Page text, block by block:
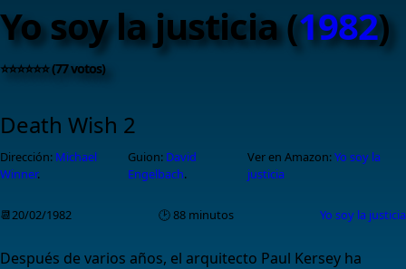
Yo soy la justicia (1982)
⭐⭐⭐⭐⭐⭐ (77 votos)
Death Wish 2
Dirección: Michael
Winner.
Guion: David
Engelbach.
Ver en Amazon:Yo soy la
justicia
📆20/02/1982 🕑 88 minutos Yo soy la justicia
Después de varios años, el arquitecto Paul Kersey ha